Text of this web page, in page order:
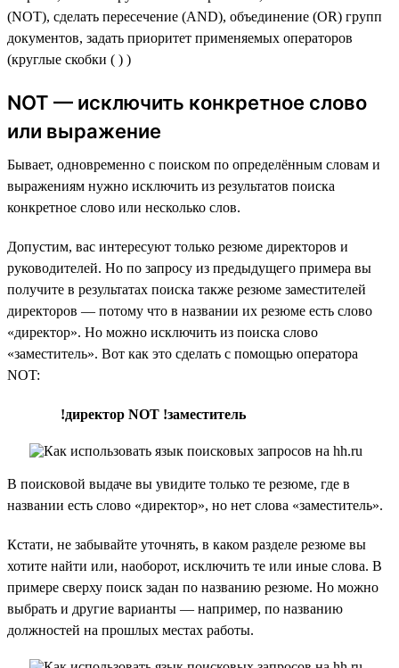
(NOT), сделать пересечение (AND), объединение (OR) групп
документов, задать приоритет применяемых операторов
(круглые скобки ( ) )
NOT — исключить конкретное слово
или выражение
Бывает, одновременно с поиском по определённым словам и
выражениям нужно исключить из результатов поиска
конкретное слово или несколько слов.
Допустим, вас интересуют только резюме директоров и
руководителей. Но по запросу из предыдущего примера вы
получите в результатах поиска также резюме заместителей
директоров — потому что в названии их резюме есть слово
«директор». Но можно исключить из поиска слово
«заместитель». Вот как это сделать с помощью оператора
NOT:
!директор NOT !заместитель
В поисковой выдаче вы увидите только те резюме, где в
названии есть слово «директор», но нет слова «заместитель».
Кстати, не забывайте уточнять, в каком разделе резюме вы
хотите найти или, наоборот, исключить те или иные слова. В
примере сверху поиск задан по названию резюме. Но можно
выбрать и другие варианты — например, по названию
должностей на прошлых местах работы.